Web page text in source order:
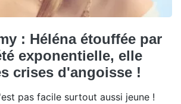
: Héléna étouffée par
exponentielle, elle
crises d'angoisse !
pas facile surtout aussi jeune !